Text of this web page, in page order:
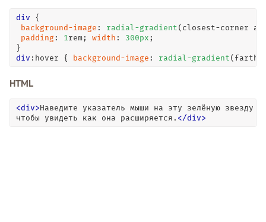
div {
background-image : radial-gradient (closest-corner
padding : 1rem; width : 300px ;
div :hover { background-image : radial-gradient
HTML
<div>Наведите указатель мыши на эту зелёную звезду
чтобы увидеть как она расширяется. </div>